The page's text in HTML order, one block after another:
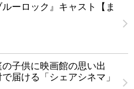
ーロック』キャスト【ま
子供に映画館の思い出
届ける「シェアシネマ」